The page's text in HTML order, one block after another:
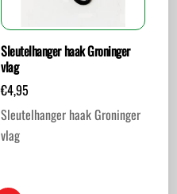
Sleutelhanger haak Groninger
vlag
€4,95
Sleutelhanger haak Groninger
vlag